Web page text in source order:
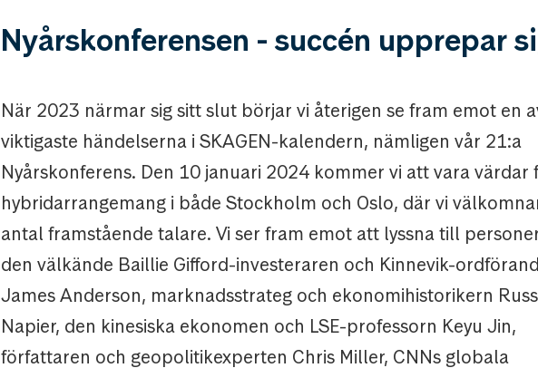
Nyårskonferensen - succén upprepar
När 2023 närmar sig sitt slut börjar vi återigen se fram emot en
viktigaste händelserna i SKAGEN-kalendern, nämligen vår 21:a
Nyårskonferens. Den 10 januari 2024 kommer vi att vara värdar
hybridarrangemang i både Stockholm och Oslo, där vi
antal framstående talare. Vi ser fram emot att lyssna till
den välkände Baillie Gifford-investeraren och Kinnevik-
James Anderson, marknadsstrateg och ekonomihistorikern
Napier, den kinesiska ekonomen och LSE-professorn Keyu Jin,
författaren och geopolitikexperten Chris Miller, CNNs globala